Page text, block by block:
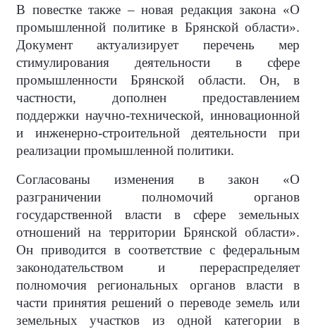
В повестке также – новая редакция закона «О
промышленной политике в Брянской области».
Документ актуализирует перечень мер
стимулирования деятельности в сфере
промышленности Брянской области. Он, в
частности, дополнен предоставлением
поддержки научно-технической, инновационной
и инженерно-строительной деятельности при
реализации промышленной политики.
Согласованы изменения в закон «О
разграничении полномочий органов
государственной власти в сфере земельных
отношений на территории Брянской области».
Он приводится в соответствие с федеральным
законодательством и перераспределяет
полномочия региональных органов власти в
части принятия решений о переводе земель или
земельных участков из одной категории в